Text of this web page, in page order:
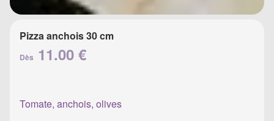
Pizza anchois 30 cm
Dès 11.00 €
Tomate, anchois, olives